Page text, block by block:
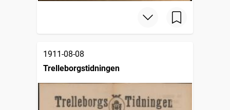
1911-08-08
Trelleborgstidningen